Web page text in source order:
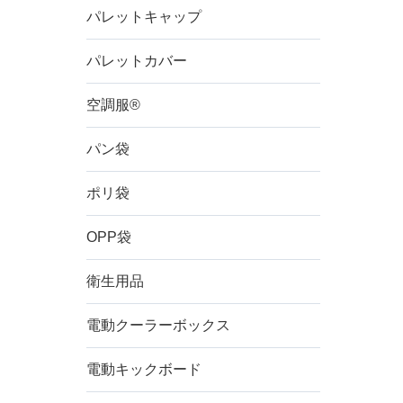
パレットキャップ
パレットカバー
空調服®
パン袋
ポリ袋
OPP袋
衛生用品
電動クーラーボックス
電動キックボード
ご
特徴